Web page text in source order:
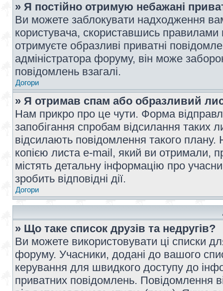
» Я постійно отримую небажані
Ви можете заблокувати надходження
користувача, скориставшись
отримуєте образливі приватні
адміністратора форуму, він може
повідомлень взагалі.
Догори
» Я отримав спам або образливий
Нам прикро про це чути. Форма
запобігання спробам відсилання таких
відсилають повідомлення такого
копією листа e-mail, який ви отримали,
містять детальну інформацію про
зробить відповідні дії.
Догори
» Що таке список друзів та недругів?
Ви можете використовувати ці списки
форуму. Учасники, додані до вашого
керування для швидкого доступу до
приватних повідомлень. Повідомлення